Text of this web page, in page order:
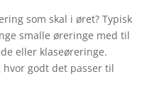
som skal i øret? Typisk
smalle øreringe med til
eller klaseøreringe.
godt det passer til